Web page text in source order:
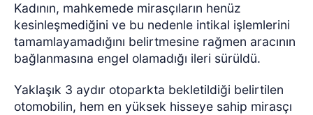
Kadının, mahkemede mirasçıların henüz
kesinleşmediğini ve bu nedenle intikal işlemlerini
tamamlayamadığını belirtmesine rağmen aracının
bağlanmasına engel olamadığı ileri sürüldü.
Yaklaşık 3 aydır otoparkta bekletildiği belirtilen
otomobilin, hem en yüksek hisseye sahip mirasçı